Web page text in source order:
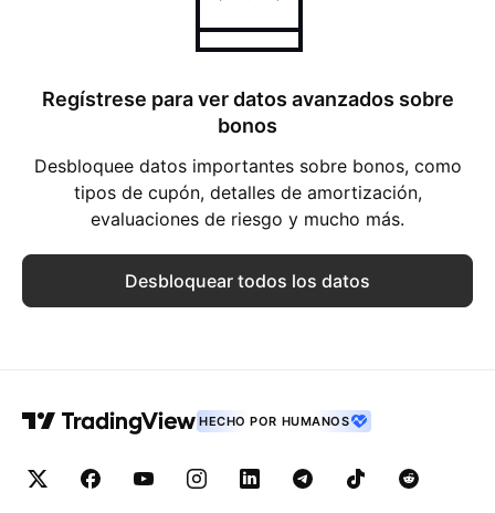
Regístrese para ver datos avanzados sobre
bonos
Desbloquee datos importantes sobre bonos, como
tipos de cupón, detalles de amortización,
evaluaciones de riesgo y mucho más.
Desbloquear todos los datos
HECHO POR HUMANOS